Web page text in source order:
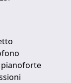
pianoforte